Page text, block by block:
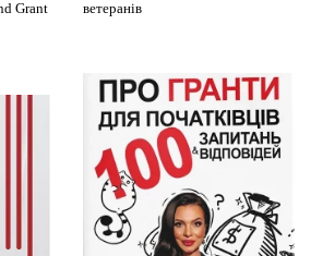
Grant
ветеранів